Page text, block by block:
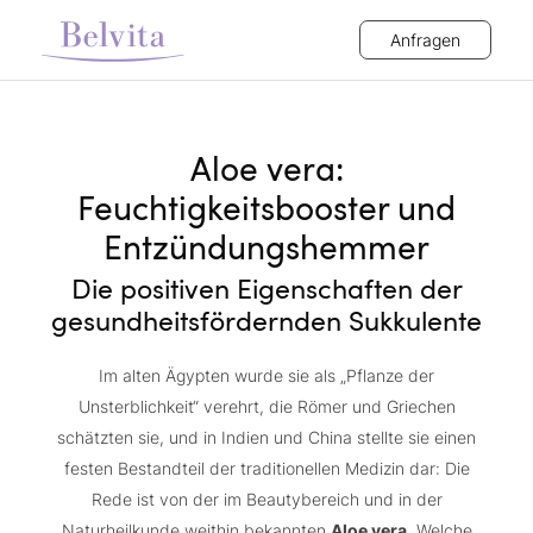
Anfragen
Aloe vera:
Feuchtigkeitsbooster und
Entzündungshemmer
Die positiven Eigenschaften der
gesundheitsfördernden Sukkulente
Im alten Ägypten wurde sie als „Pflanze der
Unsterblichkeit“ verehrt, die Römer und Griechen
schätzten sie, und in Indien und China stellte sie einen
festen Bestandteil der traditionellen Medizin dar: Die
Rede ist von der im Beautybereich und in der